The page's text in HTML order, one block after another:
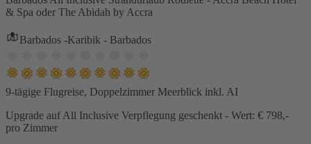
& Spa oder The Abidah by Accra
Barbados -Karibik - Barbados
9-tägige Flugreise, Doppelzimmer Meerblick inkl. AI
Upgrade auf All Inclusive Verpflegung geschenkt - Wert: € 798,-
pro Zimmer